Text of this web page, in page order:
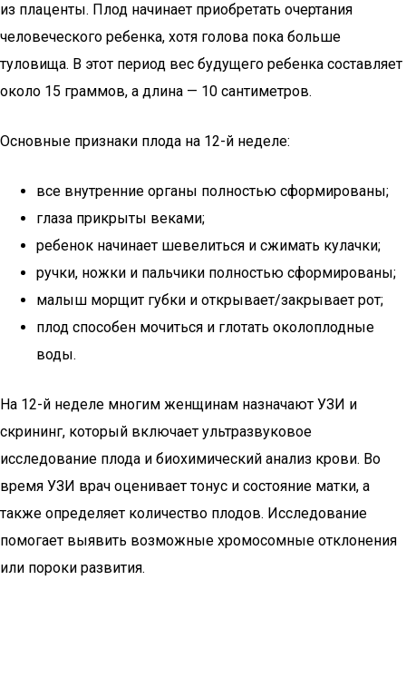
из плаценты. Плод начинает приобретать очертания
человеческого ребенка, хотя голова пока больше
туловища. В этот период вес будущего ребенка составляет
около 15 граммов, а длина — 10 сантиметров.
Основные признаки плода на 12-й неделе:
все внутренние органы полностью сформированы;
глаза прикрыты веками;
ребенок начинает шевелиться и сжимать кулачки;
ручки, ножки и пальчики полностью сформированы;
малыш морщит губки и открывает/закрывает рот;
плод способен мочиться и глотать околоплодные
воды.
На 12-й неделе многим женщинам назначают УЗИ и
скрининг, который включает ультразвуковое
исследование плода и биохимический анализ крови. Во
время УЗИ врач оценивает тонус и состояние матки, а
также определяет количество плодов. Исследование
помогает выявить возможные хромосомные отклонения
или пороки развития.